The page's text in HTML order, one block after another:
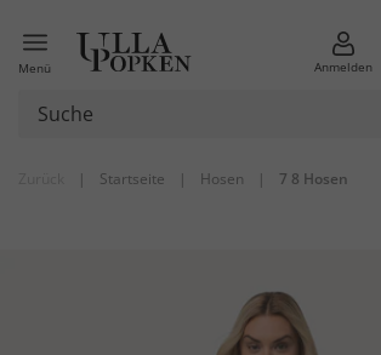
Menü Anmelden
| Startseite | Hosen | 7 8 Hosen